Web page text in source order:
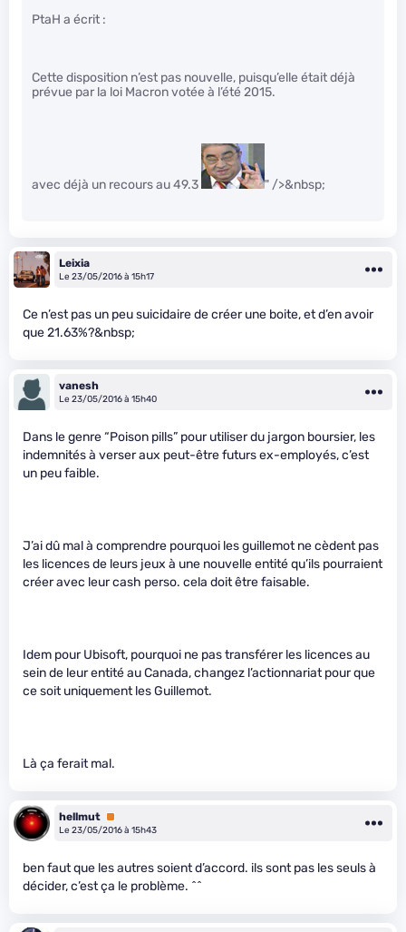
PtaH a écrit :
Cette disposition n’est pas nouvelle, puisqu’elle était déjà
prévue par la loi Macron votée à l’été 2015.
avec déjà un recours au 49.3 " />&nbsp;
Leixia
Le 23/05/2016 à 15h17
Ce n’est pas un peu suicidaire de créer une boite, et d’en avoir
que 21.63%?&nbsp;
vanesh
Le 23/05/2016 à 15h40
Dans le genre “Poison pills” pour utiliser du jargon boursier, les
indemnités à verser aux peut-être futurs ex-employés, c’est
un peu faible.
J’ai dû mal à comprendre pourquoi les guillemot ne cèdent pas
les licences de leurs jeux à une nouvelle entité qu’ils pourraient
créer avec leur cash perso. cela doit être faisable.
Idem pour Ubisoft, pourquoi ne pas transférer les licences au
sein de leur entité au Canada, changez l’actionnariat pour que
ce soit uniquement les Guillemot.
Là ça ferait mal.
hellmut Premium
Le 23/05/2016 à 15h43
ben faut que les autres soient d’accord. ils sont pas les seuls à
décider, c’est ça le problème. ^^